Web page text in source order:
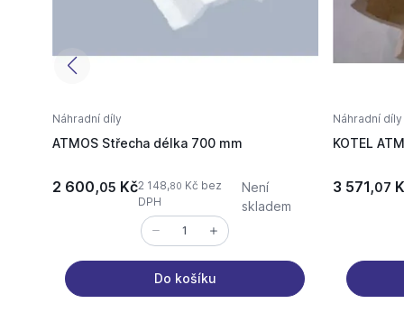
Náhradní díly
ATMOS Střecha délka 700 mm
2 600,05 Kč2 148,80 Kč bez
DPH
Není
skladem
Do košíku
Náhradní díly
KOTEL
3 571,07